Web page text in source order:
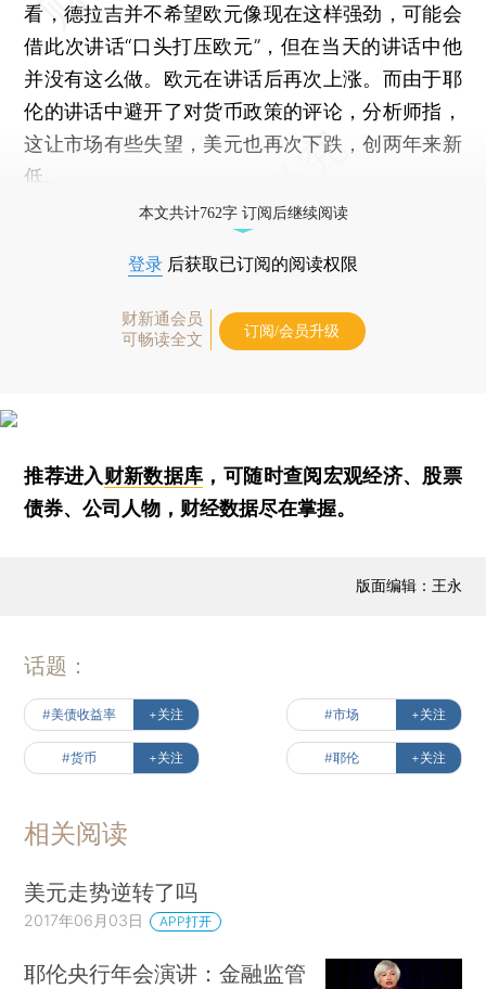
看，德拉吉并不希望欧元像现在这样强劲，可能会
借此次讲话“口头打压欧元”，但在当天的讲话中他
并没有这么做。欧元在讲话后再次上涨。而由于耶
伦的讲话中避开了对货币政策的评论，分析师指，
这让市场有些失望，美元也再次下跌，创两年来新
低。
本文共计762字 订阅后继续阅读
登录 后获取已订阅的阅读权限
财新通会员
可畅读全文
订阅/会员升级
推荐进入财新数据库 ，可随时查阅宏观经济、股票
债券、公司人物，财经数据尽在掌握。
版面编辑：王永
话题：
#美债收益率 +关注 #市场 +关注
#货币 +关注 #耶伦 +关注
相关阅读
美元走势逆转了吗
2017年06月03日 APP打开
耶伦央行年会演讲：金融监管